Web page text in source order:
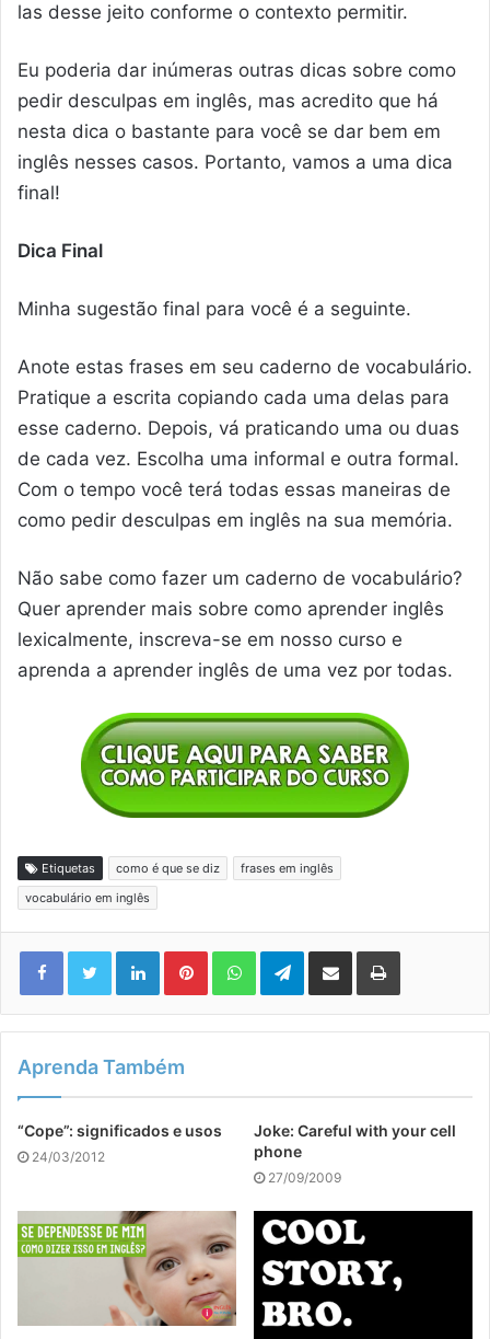
las desse jeito conforme o contexto permitir.
Eu poderia dar inúmeras outras dicas sobre como
pedir desculpas em inglês, mas acredito que há
nesta dica o bastante para você se dar bem em
inglês nesses casos. Portanto, vamos a uma dica
final!
Dica Final
Minha sugestão final para você é a seguinte.
Anote estas frases em seu caderno de vocabulário.
Pratique a escrita copiando cada uma delas para
esse caderno. Depois, vá praticando uma ou duas
de cada vez. Escolha uma informal e outra formal.
Com o tempo você terá todas essas maneiras de
como pedir desculpas em inglês na sua memória.
Não sabe como fazer um caderno de vocabulário?
Quer aprender mais sobre como aprender inglês
lexicalmente, inscreva-se em nosso curso e
aprenda a aprender inglês de uma vez por todas.
Etiquetas como é que se diz
frases em inglês
vocabulário em inglês
LinkedinPinterestWhatsAppTelegram
Compartilhar via e-mail Imprimir
Aprenda Também
“Cope”: significados e usos
24/03/2012
Joke: Careful with your cell
phone
27/09/2009